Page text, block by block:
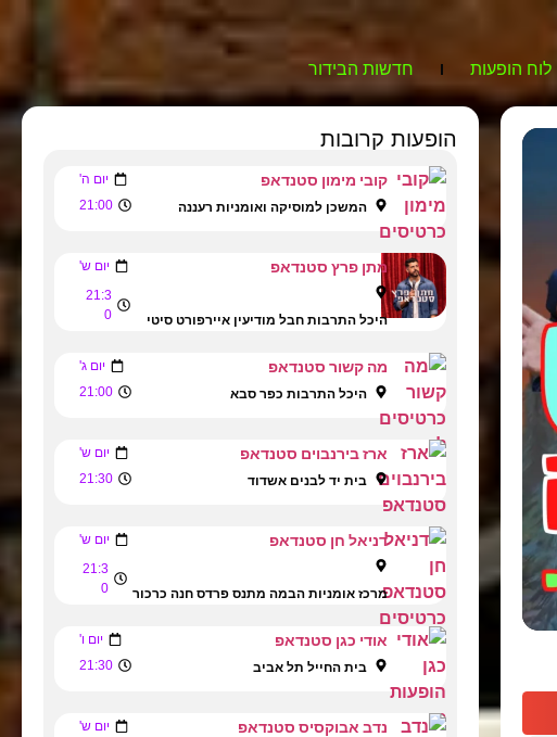
לוח הופעות חדשות הבידור
הופעות קרובות
קובי מימון סטנדאפ יום ה'
המשכן למוסיקה ואומניות רעננה 21:00
מתן פרץ סטנדאפ יום ש'
היכל התרבות חבל מודיעין איירפורט סיטי
21:3
0
מה קשור סטנדאפ יום ג'
היכל התרבות כפר סבא 21:00
ארז בירנבוים סטנדאפ יום ש'
בית יד לבנים אשדוד 21:30
דניאל חן סטנדאפ יום ש'
מרכז אומניות הבמה מתנס פרדס חנה כרכור
21:3
0
אודי כגן סטנדאפ יום ו'
בית החייל תל אביב 21:30
נדב אבוקסיס סטנדאפ יום ש'